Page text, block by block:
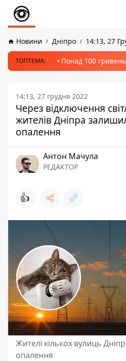
Новини Дніпро 14:13, 27
ТОПТЕМА: Понад 100
14:13, 27 грудня 2022
Через відключення
жителів Дніпра
опалення
Антон Мачула
РЕДАКТОР
👍
Жителі кількох вулиць
опалення